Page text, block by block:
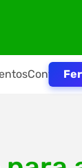
Contato